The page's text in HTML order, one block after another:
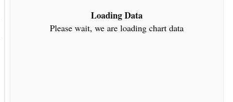
Loading Data
Please wait, we are loading chart data